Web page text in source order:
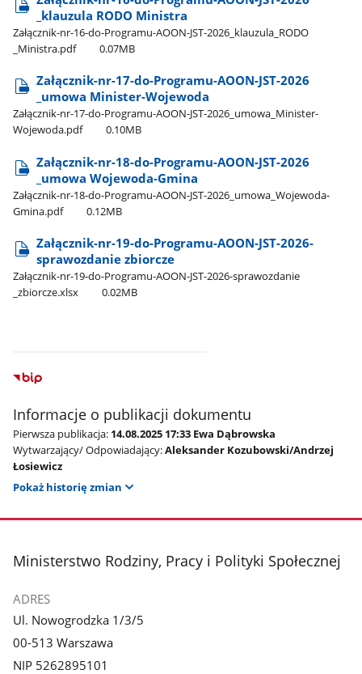
_klauzula RODO Ministra
Załącznik-nr-16-do-Programu-AOON-JST-2026​_klauzula​_RODO​
_Ministra.pdf
0.07MB
Załącznik-nr-17-do-Programu-AOON-JST-2026​
_umowa Minister-Wojewoda
Załącznik-nr-17-do-Programu-AOON-JST-2026​_umowa​_Minister-
Wojewoda.pdf
0.10MB
Załącznik-nr-18-do-Programu-AOON-JST-2026​
_umowa Wojewoda-Gmina
Załącznik-nr-18-do-Programu-AOON-JST-2026​_umowa​_Wojewoda-
Gmina.pdf
0.12MB
Załącznik-nr-19-do-Programu-AOON-JST-2026-
sprawozdanie zbiorcze
Załącznik-nr-19-do-Programu-AOON-JST-2026-sprawozdanie​
_zbiorcze.xlsx
0.02MB
Informacje o publikacji dokumentu
Pierwsza publikacja: 14.08.2025 17:33 Ewa Dąbrowska
Wytwarzający/ Odpowiadający:Aleksander Kozubowski/Andrzej
Łosiewicz
Pokaż historię zmian
stopka
Ministerstwo Rodziny, Pracy i Polityki Społecznej
ADRES
Ul. Nowogrodzka 1/3/5
00-513 Warszawa
NIP 5262895101